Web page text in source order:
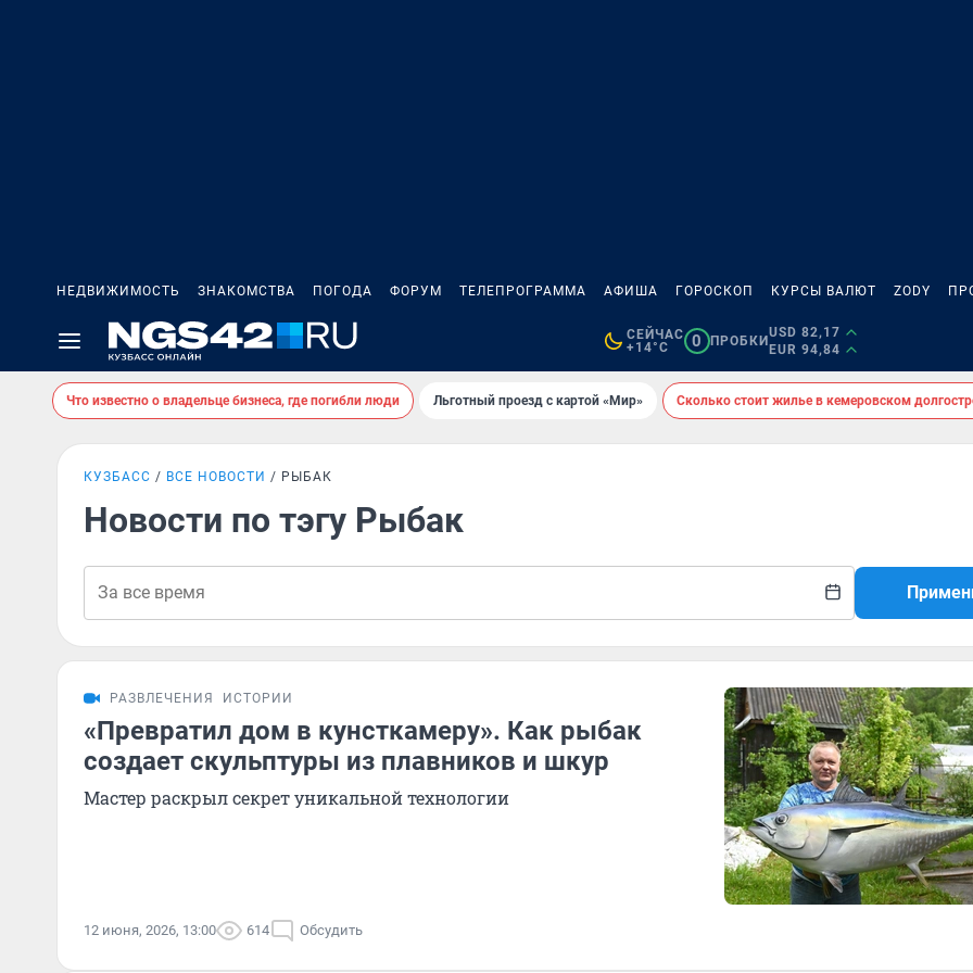
НЕДВИЖИМОСТЬ ЗНАКОМСТВА ПОГОДА ФОРУМ ТЕЛЕПРОГРАММА АФИША ГОРОСКОП КУРСЫ ВАЛЮТ ZODY
СЕЙЧАС
+14°C
0 ПРОБКИ
USD 82,17
EUR 94,84
Что известно о владельце бизнеса, где погибли люди Льготный проезд с картой «Мир» Сколько стоит жилье в кемеровском
КУЗБАСС ВСЕ НОВОСТИ РЫБАК
Новости по тэгу Рыбак
РАЗВЛЕЧЕНИЯ ИСТОРИИ
«Превратил дом в кунсткамеру». Как рыбак
создает скульптуры из плавников и шкур
Мастер раскрыл секрет уникальной технологии
12 июня, 2026, 13:00 614 Обсудить